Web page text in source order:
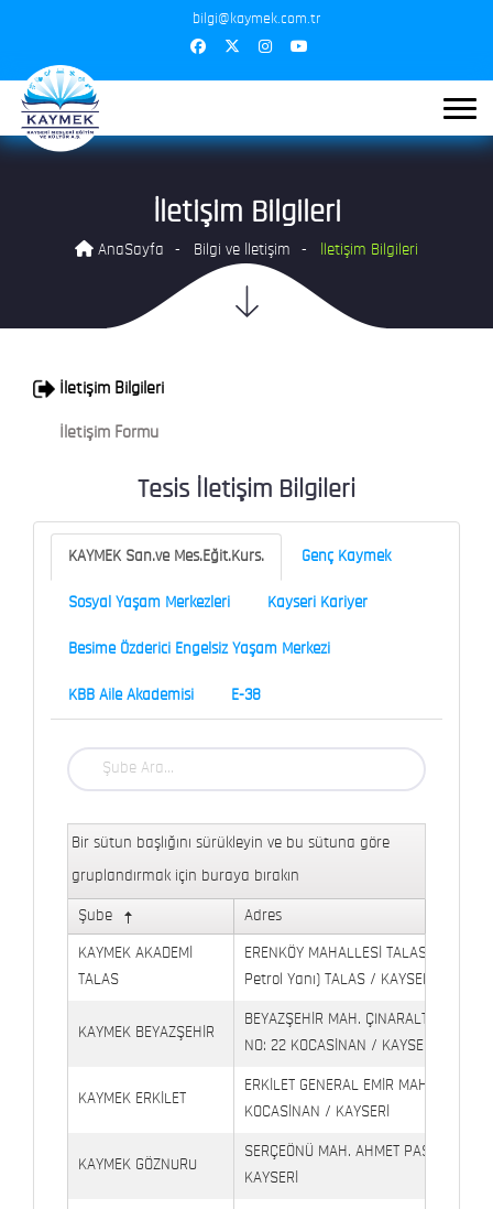
bilgi@kaymek.com.tr
İletişim Bilgileri
AnaSayfa Bilgi ve İletişim İletişim Bilgileri
İletişim Bilgileri
İletişim Formu
Tesis İletişim Bilgileri
KAYMEK San.ve Mes.Eğit.Kurs. Genç Kaymek
Sosyal Yaşam Merkezleri Kayseri Kariyer
Besime Özderici Engelsiz Yaşam Merkezi
KBB Aile Akademisi E-38
Bir sütun başlığını sürükleyin ve bu sütuna göre
gruplandırmak için buraya bırakın
Şube Adres
KAYMEK AKADEMİ
TALAS
ERENKÖY MAHALLESİ TALAS
Petrol Yanı) TALAS / KAYSERİ
KAYMEK BEYAZŞEHİR
BEYAZŞEHİR MAH. ÇINARALTI
NO: 22 KOCASİNAN / KAYSERİ
KAYMEK ERKİLET
ERKİLET GENERAL EMİR MAH.
KOCASİNAN / KAYSERİ
KAYMEK GÖZNURU
SERÇEÖNÜ MAH. AHMET PAŞA CAD.
KAYSERİ